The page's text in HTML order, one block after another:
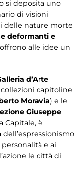
si deposita uno
di visioni
delle nature morte
deformanti e
alle idee un
d’Arte
capitoline
Moravia) e le
Giuseppe
Capitale, è
e ai
le città di